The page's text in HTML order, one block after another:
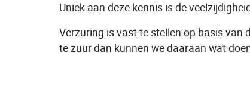
Uniek aan deze kennis is de
Verzuring is vast te stellen op basis van
te zuur dan kunnen we daaraan wat